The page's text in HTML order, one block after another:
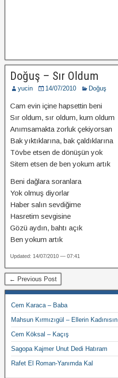
Doğuş – Sır Oldum
yucin 14/07/2010 Doğuş
Cam evin içine hapsettin beni
Sır oldum, sır oldum, kum oldum
Anımsamakta zorluk çekiyorsan
Bak yıktıklarına, bak çaldıklarına
Tövbe etsen de dönüşün yok
Sitem etsen de ben yokum artık
Beni dağlara soranlara
Yok olmuş diyorlar
Haber salın sevdiğime
Hasretim sevgisine
Gözü aydın, bahtı açık
Ben yokum artık
Updated: 14/07/2010 — 07:41
← Previous Post
Cem Karaca – Baba
Mahsun Kırmızıgül – Ellerin Kadınısın
Cem Köksal – Kaçış
Sagopa Kajmer Unut Dedi Hatıram
Rafet El Roman-Yanımda Kal